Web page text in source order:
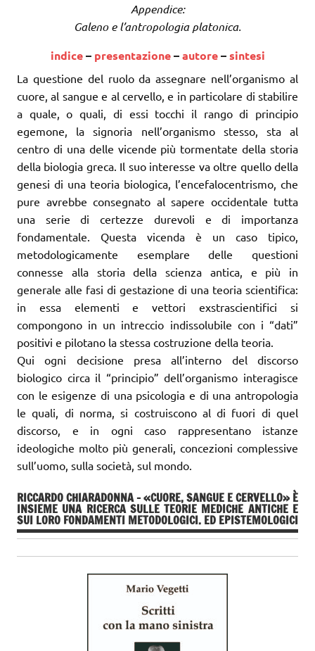
Appendice:
Galeno e l’antropologia platonica.
indice– presentazione–autore–sintesi
La questione del ruolo da assegnare nell’organismo al
cuore, al sangue e al cervello, e in particolare di stabilire
a quale, o quali, di essi tocchi il rango di principio
egemone, la signoria nell’organismo stesso, sta al
centro di una delle vicende più tormentate della storia
della biologia greca. Il suo interesse va oltre quello della
genesi di una teoria biologica, l’encefalocentrismo, che
pure avrebbe consegnato al sapere occidentale tutta
una serie di certezze durevoli e di importanza
fondamentale. Questa vicenda è un caso tipico,
metodologicamente esemplare delle questioni
connesse alla storia della scienza antica, e più in
generale alle fasi di gestazione di una teoria scientifica:
in essa elementi e vettori exstrascientifici si
compongono in un intreccio indissolubile con i “dati”
positivi e pilotano la stessa costruzione della teoria.
Qui ogni decisione presa all’interno del discorso
biologico circa il “principio” dell’organismo interagisce
con le esigenze di una psicologia e di una antropologia
le quali, di norma, si costruiscono al di fuori di quel
discorso, e in ogni caso rappresentano istanze
ideologiche molto più generali, concezioni complessive
sull’uomo, sulla società, sul mondo.
RICCARDO CHIARADONNA – «CUORE, SANGUE E CERVELLO» È
INSIEME UNA RICERCA SULLE TEORIE MEDICHE ANTICHE E
SUI LORO FONDAMENTI METODOLOGICI. ED EPISTEMOLOGICI